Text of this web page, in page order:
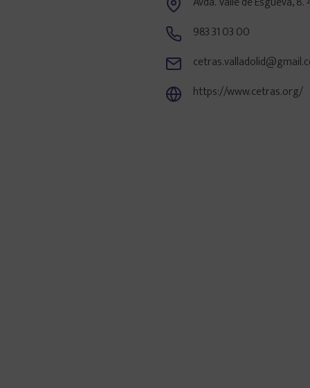
Centros en tu provincia
983 31 03 00
https://www.cetras.org/